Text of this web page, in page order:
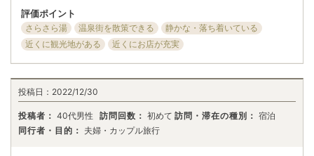
評価ポイント
さらさら湯 温泉街を散策できる
静かな・落ち着いている
近くに観光地がある
近くにお店が充実
投稿日： 2022/12/30
投稿者： 40代男性 訪問回数： 初めて 訪問・滞在の種別： 宿泊
同行者・目的： 夫婦・カップル旅行